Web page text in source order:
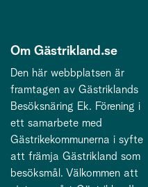
Om Gästrikland.se
Den här webbplatsen är
framtagen av Gästriklands
Besöksnäring Ek. Förening i
ett samarbete med
Gästrikekommunerna i syfte
att främja Gästrikland som
besöksmål. Välkommen att